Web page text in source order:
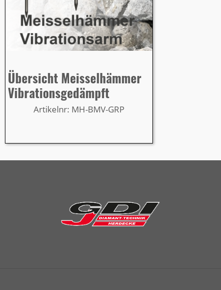
Übersicht Meisselhämmer
Vibrationsgedämpft
Artikelnr: MH-BMV-GRP